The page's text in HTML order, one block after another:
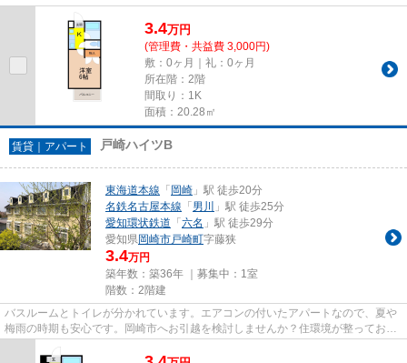
3.4万円
(管理費・共益費 3,000円)
敷：0ヶ月｜礼：0ヶ月
所在階：2階
間取り：1K
面積：20.28㎡
賃貸｜アパート 戸崎ハイツB
東海道本線 「 岡崎 」駅 徒歩20分
名鉄名古屋本線 「 男川
」駅 徒歩25分
愛知環状鉄道 「 六名 」駅 徒歩29分
愛知県岡崎市戸崎町字藤狭
3.4万円
築年数：築36年 ｜募集中： 1室
階数：2階建
バスルームとトイレが分かれています。エアコンの付いたアパートなので、夏や
梅雨の時期も安心です。岡崎市へお引越を検討しませんか？住環境が整ってお
り、快適に暮らすことができま...